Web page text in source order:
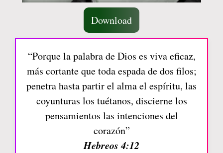
Download
“Porque la palabra de Dios es viva eficaz,
más cortante que toda espada de dos filos;
penetra hasta partir el alma el espíritu, las
coyunturas los tuétanos, discierne los
pensamientos las intenciones del
corazón”
Hebreos 4:12